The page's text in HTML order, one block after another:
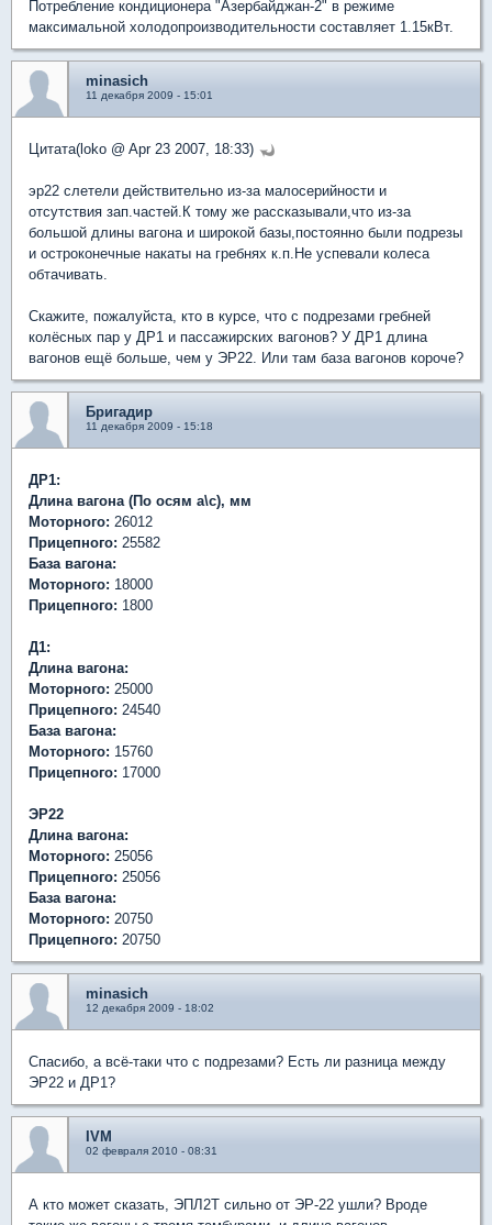
Потребление кондиционера "Азербайджан-2" в режиме
максимальной холодопроизводительности составляет 1.15кВт.
minasich
11 декабря 2009 - 15:01
Цитата(loko @ Apr 23 2007, 18:33)
эр22 слетели действительно из-за малосерийности и
отсутствия зап.частей.К тому же рассказывали,что из-за
большой длины вагона и широкой базы,постоянно были подрезы
и остроконечные накаты на гребнях к.п.Не успевали колеса
обтачивать.
Скажите, пожалуйста, кто в курсе, что с подрезами гребней
колёсных пар у ДР1 и пассажирских вагонов? У ДР1 длина
вагонов ещё больше, чем у ЭР22. Или там база вагонов короче?
Бригадир
11 декабря 2009 - 15:18
ДР1:
Длина вагона (По осям а\с), мм
Моторного: 26012
Прицепного: 25582
База вагона:
Моторного: 18000
Прицепного: 1800
Д1:
Длина вагона:
Моторного: 25000
Прицепного: 24540
База вагона:
Моторного: 15760
Прицепного: 17000
ЭР22
Длина вагона:
Моторного: 25056
Прицепного: 25056
База вагона:
Моторного: 20750
Прицепного: 20750
minasich
12 декабря 2009 - 18:02
Спасибо, а всё-таки что с подрезами? Есть ли разница между
ЭР22 и ДР1?
IVM
02 февраля 2010 - 08:31
А кто может сказать, ЭПЛ2Т сильно от ЭР-22 ушли? Вроде